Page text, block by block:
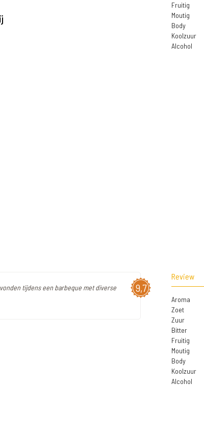
Fruitig
Moutig
Body
Koolzuur
Alcohol
9,7
tijdens een barbeque met diverse
Review
Aroma
Zoet
Zuur
Bitter
Fruitig
Moutig
Body
Koolzuur
Alcohol